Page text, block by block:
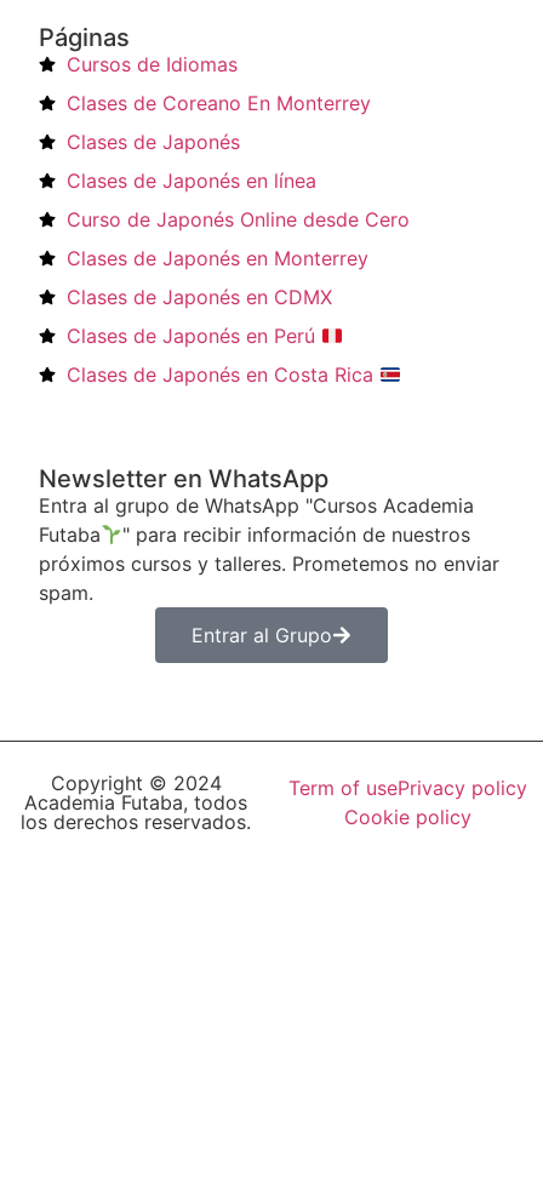
Páginas
Cursos de Idiomas
Clases de Coreano En Monterrey
Clases de Japonés
Clases de Japonés en línea
Curso de Japonés Online desde Cero
Clases de Japonés en Monterrey
Clases de Japonés en CDMX
Clases de Japonés en Perú
Clases de Japonés en Costa Rica
Newsletter en WhatsApp
Entra al grupo de WhatsApp "Cursos Academia
Futaba
" para recibir información de nuestros
próximos cursos y talleres. Prometemos no enviar
spam.
Entrar al Grupo
Copyright © 2024
Academia Futaba, todos
los derechos reservados.
Term of usePrivacy policy
Cookie policy